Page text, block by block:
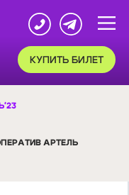
БИЛЕТ
АРТЕЛЬ